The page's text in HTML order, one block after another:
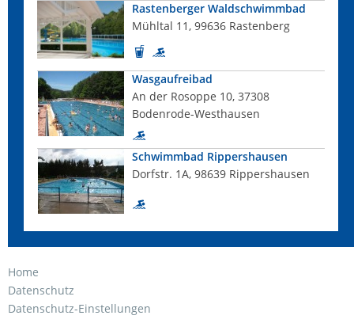
Rastenberger Waldschwimmbad
Mühltal 11, 99636 Rastenberg
Wasgaufreibad
An der Rosoppe 10, 37308
Bodenrode-Westhausen
Schwimmbad Rippershausen
Dorfstr. 1A, 98639 Rippershausen
Home
Datenschutz
Datenschutz-Einstellungen